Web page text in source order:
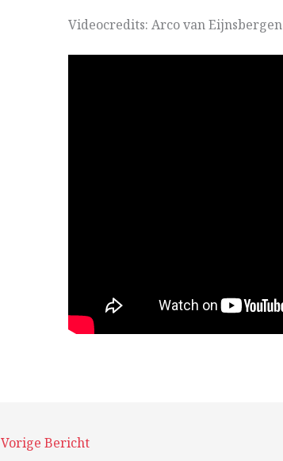
Videocredits: Arco van Eijnsbergen
Vorige Bericht